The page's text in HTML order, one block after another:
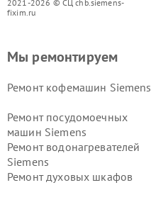
2021-2026 © СЦ chb.siemens-
fixim.ru
Мы ремонтируем
Ремонт кофемашин Siemens
Ремонт посудомоечных
машин Siemens
Ремонт водонагревателей
Siemens
Ремонт духовых шкафов